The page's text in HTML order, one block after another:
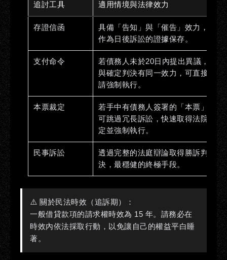
追討工具 適用情境與法律效力
存證信函
具備「告知」與「催告」效力，可
作為日後訴訟的證據保存。
支付命令
若債務人未於20日內提出異議，即
與確定判決有同一效力，可直接聲
請強制執行。
本票裁定
若手中有債務人簽署的「本票」，
可跳過冗長訴訟，快速取得法院裁
定並強制執行。
民事訴訟
透過完整的法庭辯論取得勝訴判
決，最穩健的終極手段。
⚠️ 關於民法時效（追訴期）：
一般借貸款項的請求權時效為 15 年。請務必在
時效內依法採取行動，以免讓自己的權益平白睡
著。